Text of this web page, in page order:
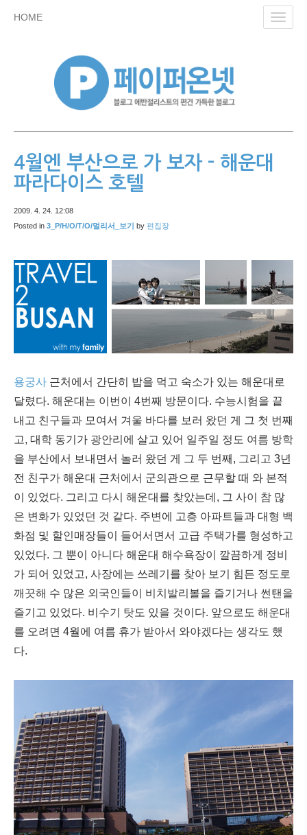
HOME
4월엔 부산으로 가 보자 - 해운대
파라다이스 호텔
2009. 4. 24. 12:08
Posted in 3_P/H/O/T/O/멀리서_보기 by 편집장
용궁사 근처에서 간단히 밥을 먹고 숙소가 있는 해운대로
달렸다. 해운대는 이번이 4번째 방문이다. 수능시험을 끝
내고 친구들과 모여서 겨울 바다를 보러 왔던 게 그 첫 번째
고, 대학 동기가 광안리에 살고 있어 일주일 정도 여름 방학
을 부산에서 보내면서 놀러 왔던 게 그 두 번째, 그리고 3년
전 친구가 해운대 근처에서 군의관으로 근무할 때 와 본적
이 있었다. 그리고 다시 해운대를 찾았는데, 그 사이 참 많
은 변화가 있었던 것 같다. 주변에 고층 아파트들과 대형 백
화점 및 할인매장들이 들어서면서 고급 주택가를 형성하고
있었다. 그 뿐이 아니다 해운대 해수욕장이 깔끔하게 정비
가 되어 있었고, 사장에는 쓰레기를 찾아 보기 힘든 정도로
깨끗해 수 많은 외국인들이 비치발리볼을 즐기거나 썬탠을
즐기고 있었다. 비수기 탓도 있을 것이다. 앞으로도 해운대
를 오려면 4월에 여름 휴가 받아서 와야겠다는 생각도 했
다.